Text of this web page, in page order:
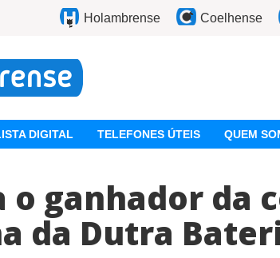
Holambrense Coelhense
DIGITAL TELEFONES ÚTEIS QUEM
o ganhador da
da Dutra